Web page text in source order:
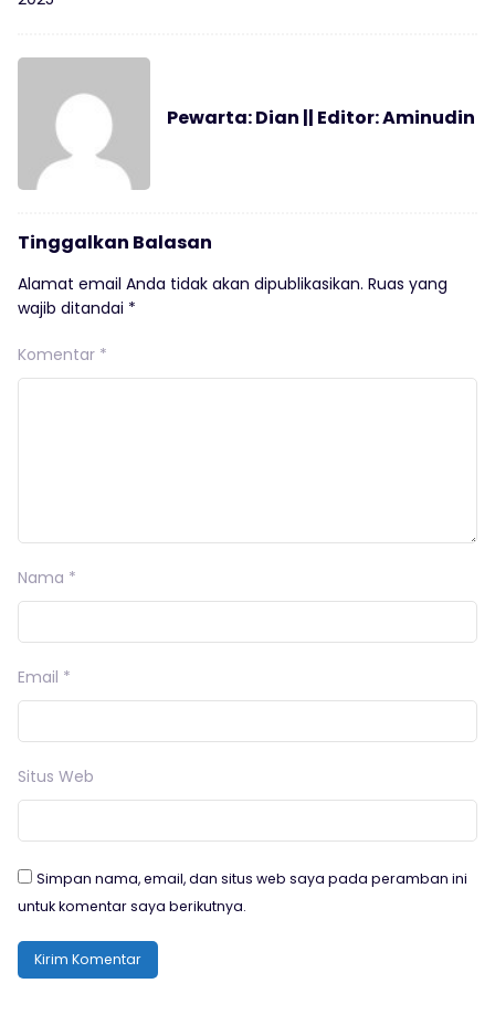
Pewarta: Dian || Editor: Aminudin
Tinggalkan Balasan
Alamat email Anda tidak akan dipublikasikan. Ruas yang
wajib ditandai *
Komentar *
Nama *
Email *
Situs Web
Simpan nama, email, dan situs web saya pada peramban ini
untuk komentar saya berikutnya.